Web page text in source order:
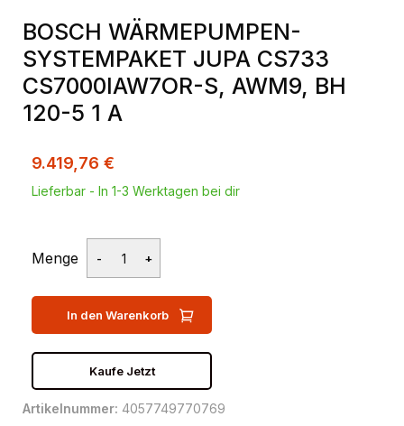
BOSCH WÄRMEPUMPEN-
SYSTEMPAKET JUPA CS733
CS7000IAW7OR-S, AWM9, BH
120-5 1 A
9.419,76 €
Lieferbar - In 1-3 Werktagen bei dir
Menge
In den Warenkorb
Kaufe Jetzt
Artikelnummer: 4057749770769